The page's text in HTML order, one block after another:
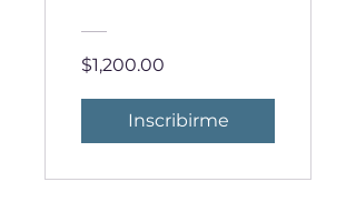
$1,200.00
Inscribirme